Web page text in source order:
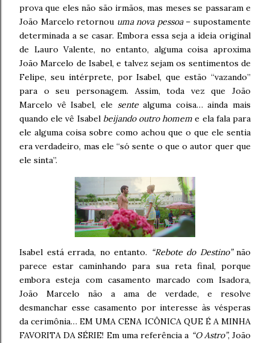
prova que eles não são irmãos, mas meses se passaram e
João Marcelo retornou uma nova pessoa– supostamente
determinada a se casar. Embora essa seja a ideia original
de Lauro Valente, no entanto, alguma coisa aproxima
João Marcelo de Isabel, e talvez sejam os sentimentos de
Felipe, seu intérprete, por Isabel, que estão “vazando”
para o seu personagem. Assim, toda vez que João
Marcelo vê Isabel, ele sentealguma coisa… ainda mais
quando ele vê Isabel beijando outro homem e ela fala para
ele alguma coisa sobre como achou que o que ele sentia
era verdadeiro, mas ele “só sente o que o autor quer que
ele sinta”.
Isabel está errada, no entanto. “Rebote do Destino”não
parece estar caminhando para sua reta final, porque
embora esteja com casamento marcado com Isadora,
João Marcelo não a ama de verdade, e resolve
desmanchar esse casamento por interesse às vésperas
da cerimônia… EM UMA CENA ICÔNICA QUE É A MINHA
FAVORITA DA SÉRIE! Em uma referência a “O Astro”, João